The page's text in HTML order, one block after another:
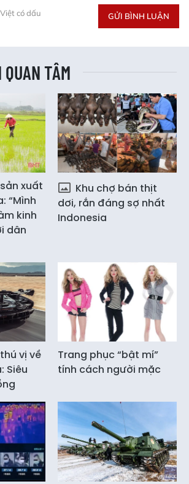
có dấu GỬI BÌNH LUẬN
TÂM
xuất
“Mình
kinh
dân
Khu chợ bán thịt
dơi, rắn đáng sợ nhất
Indonesia
vị về
Siêu
Trang phục “bật mí”
tính cách người mặc